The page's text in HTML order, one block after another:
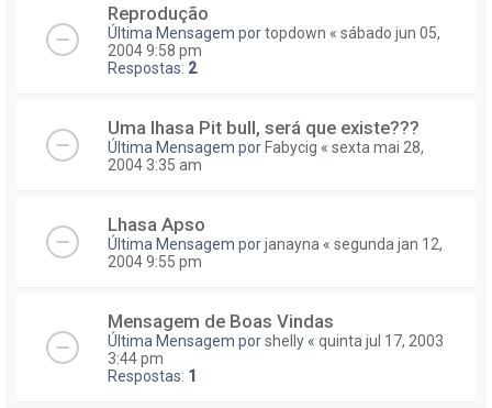
Reprodução
Última Mensagem portopdown « sábado jun 05,
2004 9:58 pm
Respostas: 2
Uma lhasa Pit bull, será que existe???
Última Mensagem por Fabycig « sexta mai 28,
2004 3:35 am
Lhasa Apso
Última Mensagem porjanayna « segunda jan 12,
2004 9:55 pm
Mensagem de Boas Vindas
Última Mensagem porshelly « quinta jul 17, 2003
3:44 pm
Respostas: 1